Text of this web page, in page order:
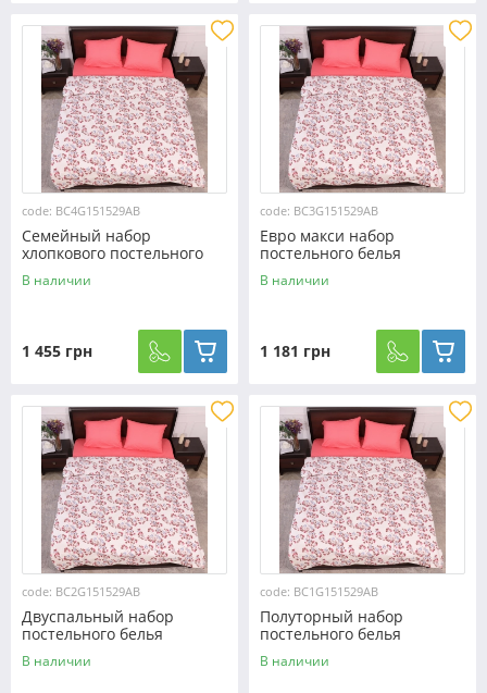
code: BC4G151529AB
Семейный набор
хлопкового постельного
белья из Бязи "Gold"
№151529AB Черешенка™
В наличии
1 455 грн
code: BC3G151529AB
Евро макси набор
постельного белья
200*220 из Бязи "Gold"
№151529AB Черешенка™
В наличии
1 181 грн
code: BC2G151529AB
Двуспальный набор
постельного белья
180*220 из Бязи "Gold"
№151529AB Черешенка™
В наличии
code: BC1G151529AB
Полуторный набор
постельного белья
150*220 из Бязи "Gold"
№151529AB Черешенка™
В наличии